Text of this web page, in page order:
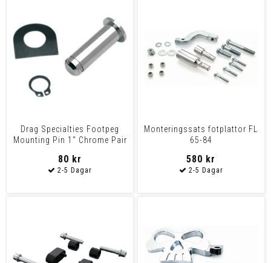
Drag Specialties Footpeg
Mounting Pin 1" Chrome Pair
80 kr
Monteringssats fotplattor FL
65-84
580 kr